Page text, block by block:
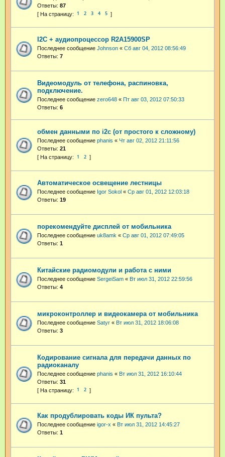
Ответы: 87
1 2 3 4 5
I2C + аудиопроцессор R2A15900SP
Последнее сообщение Johnson « Сб авг 04, 2012 08:56:49
Ответы: 7
Видеомодуль от телефона, распиновка,
подключение.
Последнее сообщение zero648 « Пт авг 03, 2012 07:50:33
Ответы: 6
обмен данными по i2c (от простого к сложному)
Последнее сообщение phanis « Чт авг 02, 2012 21:11:56
Ответы: 21
1 2
Автоматическое освещение лестницы
Последнее сообщение Igor Sokol « Ср авг 01, 2012 12:03:18
Ответы: 19
порекомендуйте дисплей от мобильника
Последнее сообщение uk8amk « Ср авг 01, 2012 07:49:05
Ответы: 1
Китайские радиомодули и работа с ними
Последнее сообщение SergeiSam « Вт июл 31, 2012 22:59:56
Ответы: 4
микроконтроллер и видеокамера от мобильника
Последнее сообщение Satyr « Вт июл 31, 2012 18:06:08
Ответы: 3
Кодирование сигнала для передачи данных по
радиоканалу
Последнее сообщение phanis « Вт июл 31, 2012 16:10:44
Ответы: 31
1 2
Как продублировать коды ИК пульта?
Последнее сообщение igor-x « Вт июл 31, 2012 14:45:27
Ответы: 1